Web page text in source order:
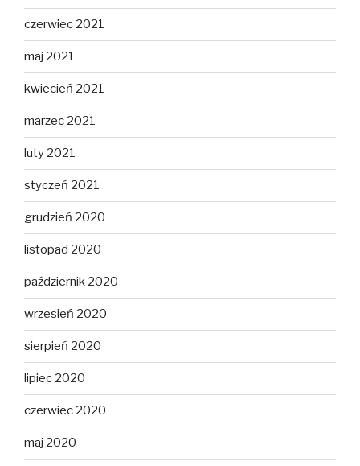
czerwiec 2021
maj 2021
kwiecień 2021
marzec 2021
luty 2021
styczeń 2021
grudzień 2020
listopad 2020
październik 2020
wrzesień 2020
sierpień 2020
lipiec 2020
czerwiec 2020
maj 2020